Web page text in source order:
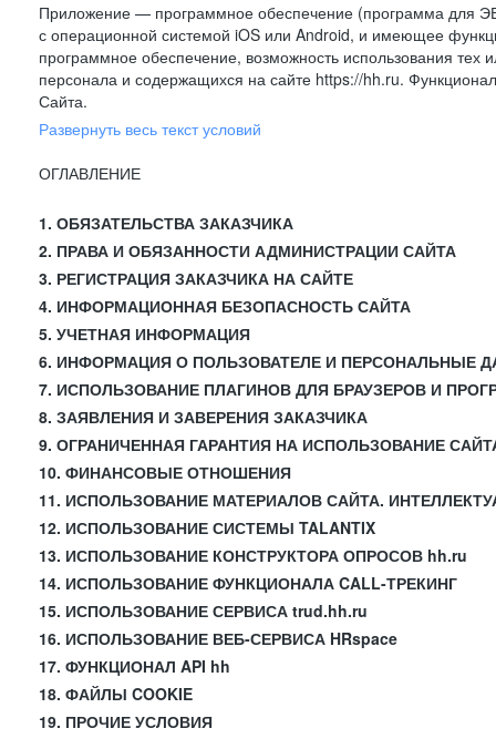
Приложение — программное обеспечение (программа для
с операционной системой iOS или Android, и имеющее
программное обеспечение, возможность использования
персонала и содержащихся на сайте https://hh.ru.
Сайта.
Развернуть весь текст условий
ОГЛАВЛЕНИЕ
1. ОБЯЗАТЕЛЬСТВА ЗАКАЗЧИКА
2. ПРАВА И ОБЯЗАННОСТИ АДМИНИСТРАЦИИ САЙТА
3. РЕГИСТРАЦИЯ ЗАКАЗЧИКА НА САЙТЕ
4. ИНФОРМАЦИОННАЯ БЕЗОПАСНОСТЬ САЙТА
5. УЧЕТНАЯ ИНФОРМАЦИЯ
6. ИНФОРМАЦИЯ О ПОЛЬЗОВАТЕЛЕ И ПЕРСОНАЛЬНЫЕ
7. ИСПОЛЬЗОВАНИЕ ПЛАГИНОВ ДЛЯ БРАУЗЕРОВ И
8. ЗАЯВЛЕНИЯ И ЗАВЕРЕНИЯ ЗАКАЗЧИКА
9. ОГРАНИЧЕННАЯ ГАРАНТИЯ НА ИСПОЛЬЗОВАНИЕ
10. ФИНАНСОВЫЕ ОТНОШЕНИЯ
11. ИСПОЛЬЗОВАНИЕ МАТЕРИАЛОВ САЙТА.
12. ИСПОЛЬЗОВАНИЕ СИСТЕМЫ TALANTIX
13. ИСПОЛЬЗОВАНИЕ КОНСТРУКТОРА ОПРОСОВ hh.ru
14. ИСПОЛЬЗОВАНИЕ ФУНКЦИОНАЛА CALL-ТРЕКИНГ
15. ИСПОЛЬЗОВАНИЕ СЕРВИСА trud.hh.ru
16. ИСПОЛЬЗОВАНИЕ ВЕБ-СЕРВИСА HRspace
17. ФУНКЦИОНАЛ API hh
18. ФАЙЛЫ COOKIE
19. ПРОЧИЕ УСЛОВИЯ